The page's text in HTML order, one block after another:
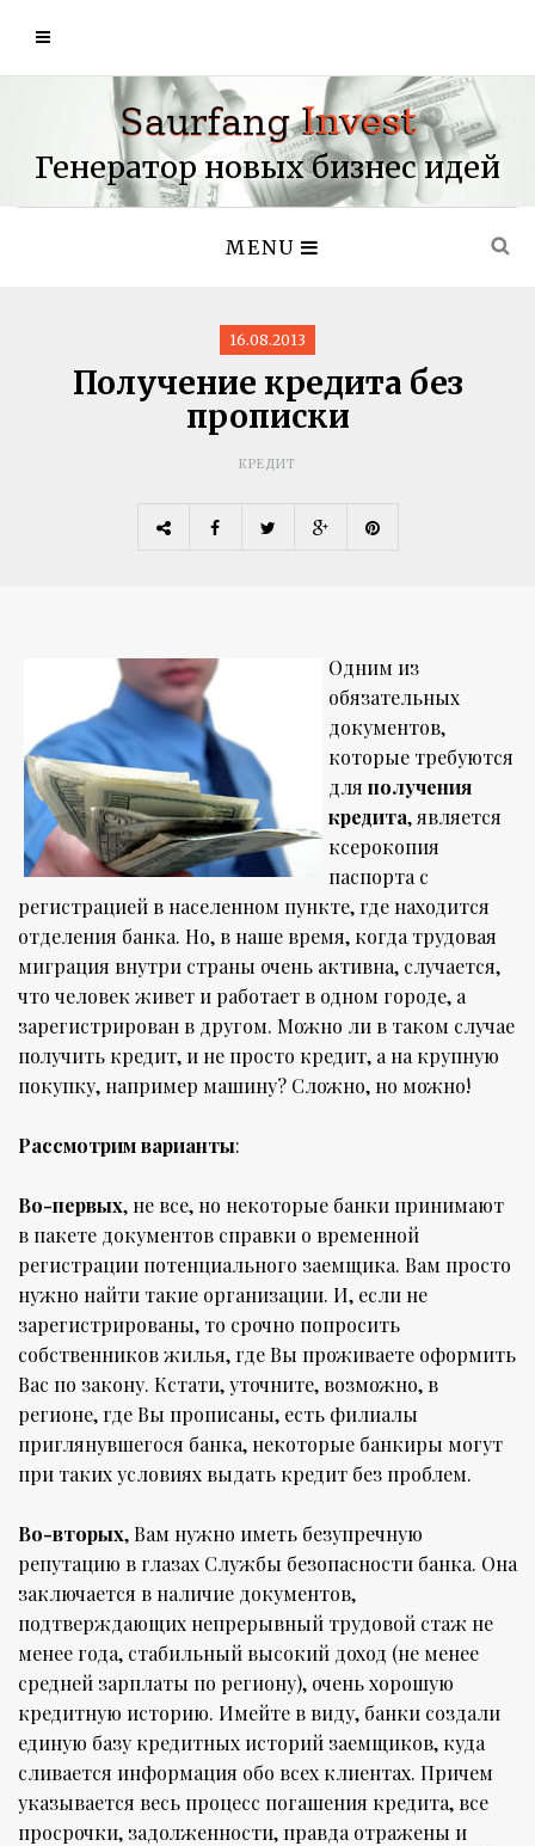
Генератор новых бизнес идей
MENU
16.08.2013
Получение кредита без
прописки
КРЕДИТ
Одним из
обязательных
документов,
которые требуются
для получения
кредита, является
ксерокопия
паспорта с
регистрацией в населенном пункте, где находится
отделения банка. Но, в наше время, когда трудовая
миграция внутри страны очень активна, случается,
что человек живет и работает в одном городе, а
зарегистрирован в другом. Можно ли в таком случае
получить кредит, и не просто кредит, а на крупную
покупку, например машину? Сложно, но можно!
Рассмотрим варианты:
Во-первых, не все, но некоторые банки принимают
в пакете документов справки о временной
регистрации потенциального заемщика. Вам просто
нужно найти такие организации. И, если не
зарегистрированы, то срочно попросить
собственников жилья, где Вы проживаете оформить
Вас по закону. Кстати, уточните, возможно, в
регионе, где Вы прописаны, есть филиалы
приглянувшегося банка, некоторые банкиры могут
при таких условиях выдать кредит без проблем.
Во-вторых, Вам нужно иметь безупречную
репутацию в глазах Службы безопасности банка. Она
заключается в наличие документов,
подтверждающих непрерывный трудовой стаж не
менее года, стабильный высокий доход (не менее
средней зарплаты по региону), очень хорошую
кредитную историю. Имейте в виду, банки создали
единую базу кредитных историй заемщиков, куда
сливается информация обо всех клиентах. Причем
указывается весь процесс погашения кредита, все
просрочки, задолженности, правда отражены и